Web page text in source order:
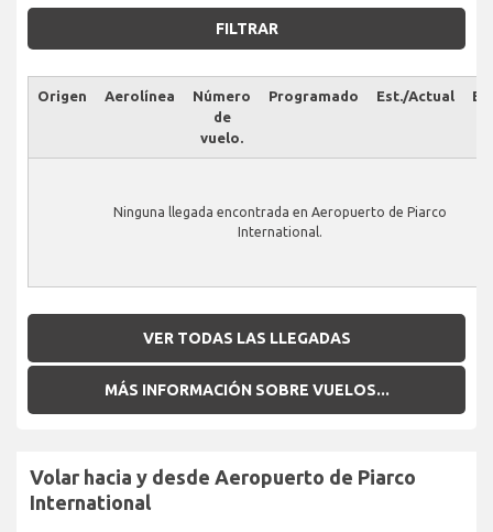
FILTRAR
Origen Aerolínea
Número
de
vuelo.
Programado Est./Actual
Ninguna llegada encontrada en Aeropuerto de Piarco
International.
VER TODAS LAS LLEGADAS
MÁS INFORMACIÓN SOBRE VUELOS...
Volar hacia y desde Aeropuerto de Piarco
International